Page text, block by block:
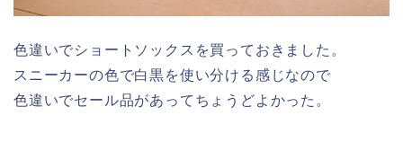
色違いでショートソックスを買っておきました。
スニーカーの色で白黒を使い分ける感じなので
色違いでセール品があってちょうどよかった。